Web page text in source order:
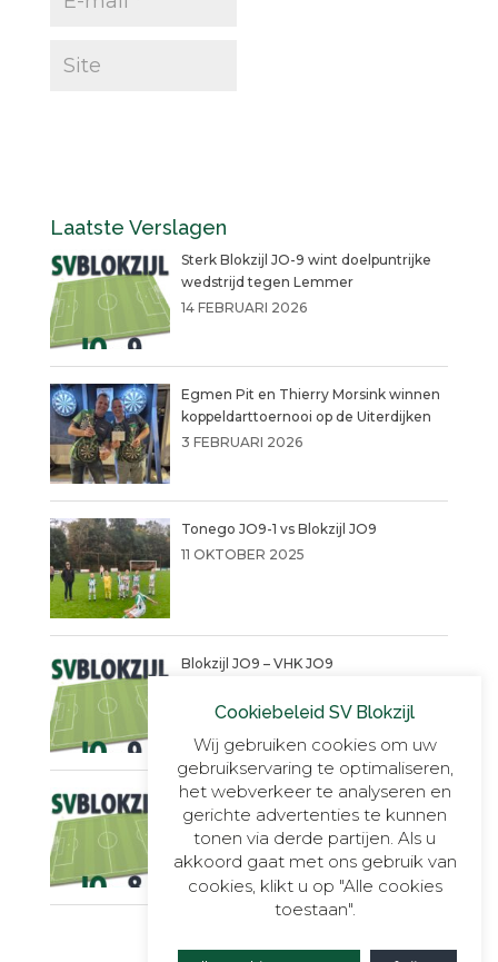
Laatste Verslagen
Sterk Blokzijl JO-9 wint doelpuntrijke
wedstrijd tegen Lemmer
14 FEBRUARI 2026
Egmen Pit en Thierry Morsink winnen
koppeldarttoernooi op de Uiterdijken
3 FEBRUARI 2026
Tonego JO9-1 vs Blokzijl JO9
11 OKTOBER 2025
Blokzijl JO9 – VHK JO9
Een warme succesvolle dag!!
14 JUNI 2025
Cookiebeleid SV Blokzijl
Wij gebruiken cookies om uw
gebruikservaring te optimaliseren,
het webverkeer te analyseren en
gerichte advertenties te kunnen
tonen via derde partijen. Als u
akkoord gaat met ons gebruik van
cookies, klikt u op "Alle cookies
toestaan".